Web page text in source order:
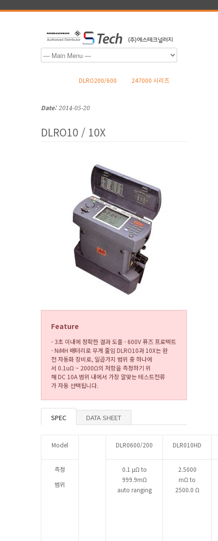
DLRO200/600 247000 시리즈
Date: 2014-05-20
DLRO10 / 10X
Feature
- 3초 이내에 정확한 결과 도출 - 600V 퓨즈 프로텍트
- NiMH 배터리로 무게 줄임 DLRO10과 10X는 완
전 자동화 장비로, 일곱가지 범위 중 하나에
서 0.1uΩ ~ 2000Ω의 저항을 측정하기 위
해 DC 10A 범위 내에서 가장 알맞는 테스트전류
가 자동 선택됩니다.
SPEC DATA SHEET
Model DLR0600/200 DLR010HD
측정
범위
0.1 μΩ to
999.9mΩ
auto ranging
2.5000
mΩ to
2500.0 Ω